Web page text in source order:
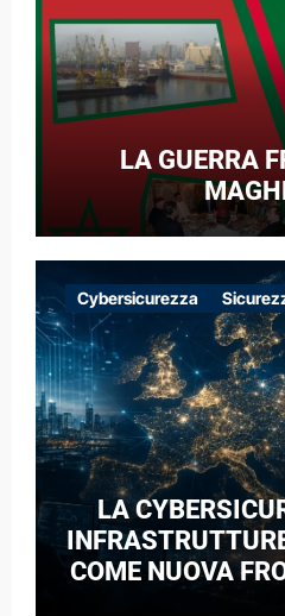
LA GUERRA
Cybersicurezza
LA
COME NUOVA